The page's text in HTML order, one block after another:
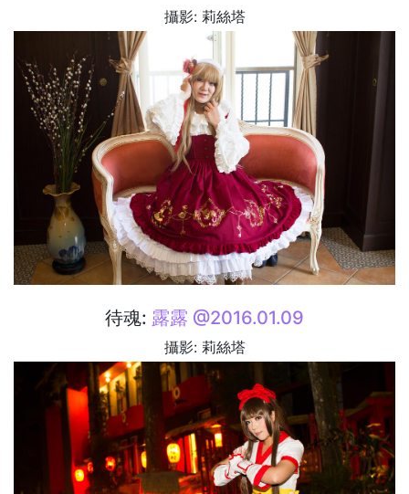
攝影: 莉絲塔
待魂: 露露 @2016.01.09
攝影: 莉絲塔